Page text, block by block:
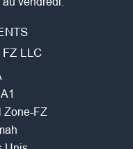
LLC
Zone-FZ